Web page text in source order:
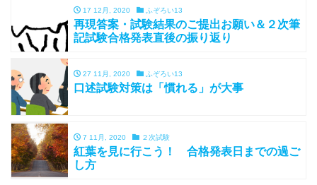
17 12月, 2020 ふぞろい13
再現答案・試験結果のご提出お願い＆２次筆
記試験合格発表直後の振り返り
27 11月, 2020 ふぞろい13
口述試験対策は「慣れる」が大事
7 11月, 2020 ２次試験
紅葉を見に行こう！ 合格発表日までの過ご
し方